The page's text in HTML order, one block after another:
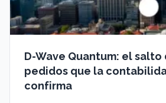
D-Wave Quantum: el salto
pedidos que la
confirma